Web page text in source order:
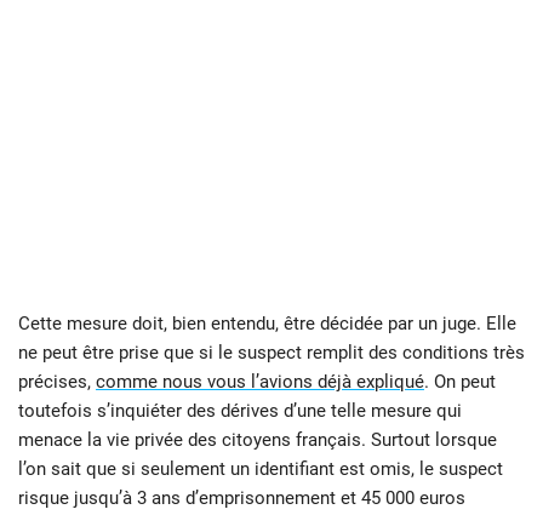
Cette mesure doit, bien entendu, être décidée par un juge. Elle
ne peut être prise que si le suspect remplit des conditions très
précises, comme nous vous l’avions déjà expliqué. On peut
toutefois s’inquiéter des dérives d’une telle mesure qui
menace la vie privée des citoyens français. Surtout lorsque
l’on sait que si seulement un identifiant est omis, le suspect
risque jusqu’à 3 ans d’emprisonnement et 45 000 euros